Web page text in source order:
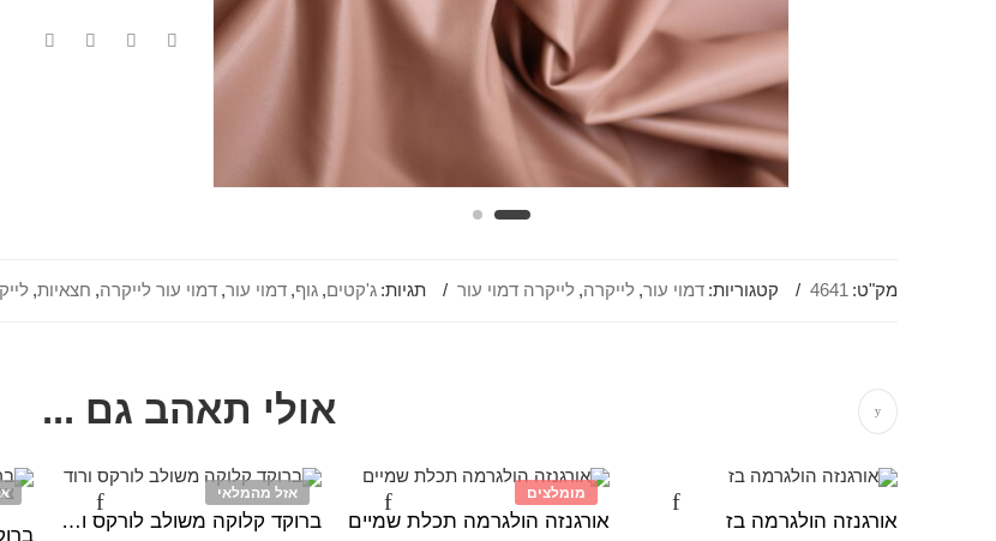
מק"ט: 4641 קטגוריות: דמוי עור, לייקרה, לייקרה דמוי עור תגיות: ג'קטים, גוף, דמוי עור, דמוי עור לייקרה, חצאיות,
אולי תאהב גם ...
אורגנזה הולגרמה בז
מומלצים
אורגנזה הולגרמה תכלת שמיים
אזל מהמלאי
ברוקד קלוקה משולב לורקס ורוד